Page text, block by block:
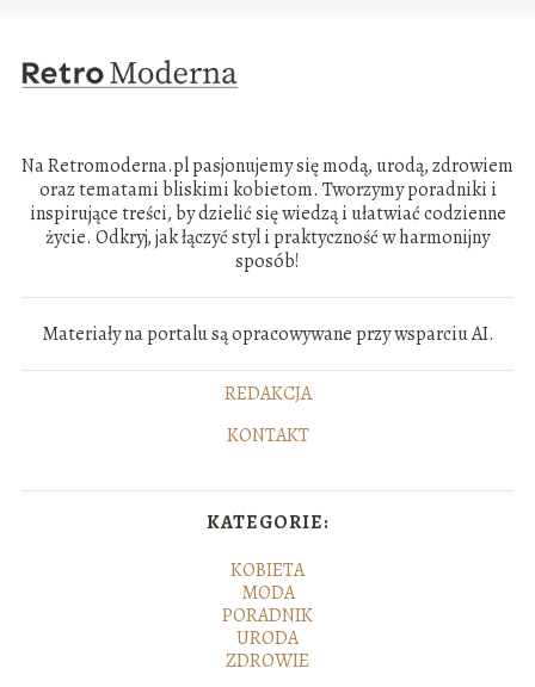
Na Retromoderna.pl pasjonujemy się modą, urodą, zdrowiem
oraz tematami bliskimi kobietom. Tworzymy poradniki i
inspirujące treści, by dzielić się wiedzą i ułatwiać codzienne
życie. Odkryj, jak łączyć styl i praktyczność w harmonijny
sposób!
Materiały na portalu są opracowywane przy wsparciu AI.
REDAKCJA
KONTAKT
KATEGORIE:
KOBIETA
MODA
PORADNIK
URODA
ZDROWIE